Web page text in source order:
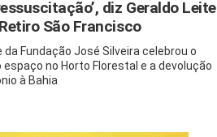
diz Geraldo Leite
São Francisco
da Fundação José Silveira celebrou o
no Horto Florestal e a devolução
à Bahia